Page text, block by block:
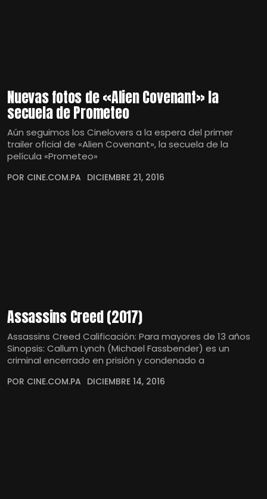
Nuevas fotos de «Alien Covenant» la
secuela de Prometeo
Aún seguimos los Cinelovers a la espera del primer
trailer oficial de «Alien Covenant», la secuela de la
película «Prometeo»
POR CINE.COM.PA DICIEMBRE 21, 2016
Assassins Creed (2017)
Assassins Creed Calificación: Para mayores de 13 años
Sinopsis: Callum Lynch (Michael Fassbender) es un
criminal encerrado en prisión y condenado a
POR CINE.COM.PA DICIEMBRE 14, 2016